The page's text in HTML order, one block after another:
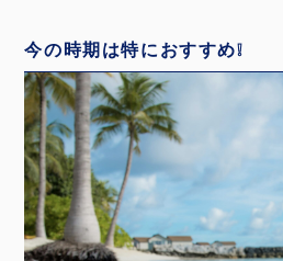
今の時期は特におすすめ❕